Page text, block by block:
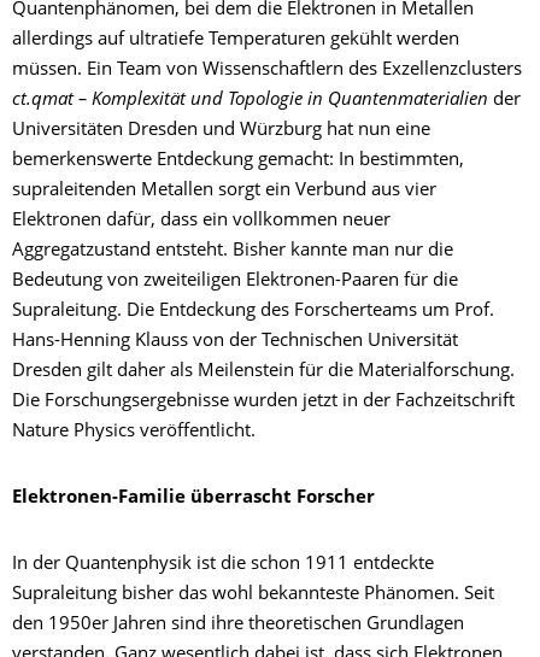
Quantenphänomen, bei dem die Elektronen in Metallen
allerdings auf ultratiefe Temperaturen gekühlt werden
müssen. Ein Team von Wissenschaftlern des Exzellenzclusters
ct.qmat – Komplexität und Topologie in Quantenmaterialien der
Universitäten Dresden und Würzburg hat nun eine
bemerkenswerte Entdeckung gemacht: In bestimmten,
supraleitenden Metallen sorgt ein Verbund aus vier
Elektronen dafür, dass ein vollkommen neuer
Aggregatzustand entsteht. Bisher kannte man nur die
Bedeutung von zweiteiligen Elektronen-Paaren für die
Supraleitung. Die Entdeckung des Forscherteams um Prof.
Hans-Henning Klauss von der Technischen Universität
Dresden gilt daher als Meilenstein für die Materialforschung.
Die Forschungsergebnisse wurden jetzt in der Fachzeitschrift
Nature Physics veröffentlicht.
Elektronen-Familie überrascht Forscher
In der Quantenphysik ist die schon 1911 entdeckte
Supraleitung bisher das wohl bekannteste Phänomen. Seit
den 1950er Jahren sind ihre theoretischen Grundlagen